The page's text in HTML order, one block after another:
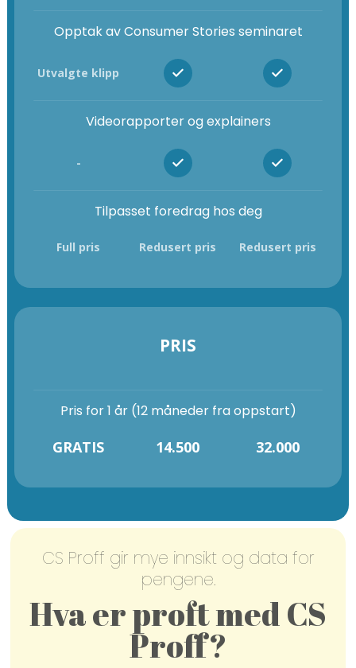
Opptak av Consumer Stories seminaret
Utvalgte klipp
Videorapporter og explainers
-
Tilpasset foredrag hos deg
Full pris Redusert pris Redusert pris
PRIS
Pris for 1 år (12 måneder fra oppstart)
GRATIS 14.500 32.000
CS Proff gir mye innsikt og data for
pengene.
Hva er proft med CS
Proff?